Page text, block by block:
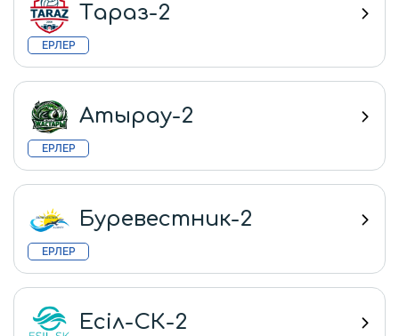
Тараз-2
ЕРЛЕР
Атырау-2
ЕРЛЕР
Буревестник-2
ЕРЛЕР
Есіл-СК-2